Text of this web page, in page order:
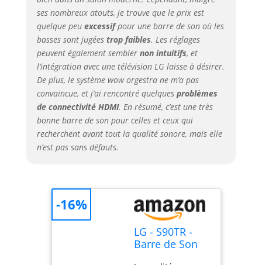
à projection
verticale! AI Room
calibration La
barre de son
scanne et analyse
la pièce et
l’emplacement des
différents haut-
parleurs pour
corriger les
distorsions
le téléviseur LG
Profitez d’une
harmonie parfaite:
Le son du
téléviseur LG et
ses nombreux atouts, je trouve que le prix est
quelque peu excessifpour une barre de son où les
basses sont jugées trop faibles. Les réglages
peuvent également sembler non intuitifs, et
l’intégration avec une télévision LG laisse à désirer.
De plus, le système wow orgestra ne m’a pas
convaincue, et j’ai rencontré quelques problèmes
de connectivité HDMI. En résumé, c’est une très
bonne barre de son pour celles et ceux qui
recherchent avant tout la qualité sonore, mais elle
n’est pas sans défauts.
LG - S90TR -
Barre de Son
-16%